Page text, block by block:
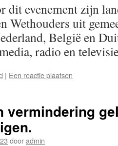
dit evenement zijn
Wethouders uit
België en
radio en
| Een reactie plaatsen
vermindering
dooradmin